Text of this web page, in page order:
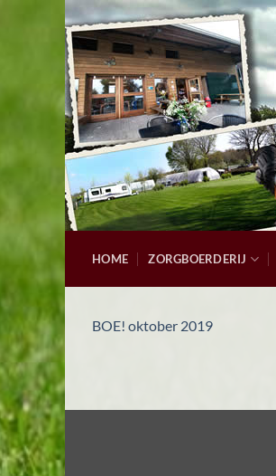
naar
inhoud
HOME ZORGBOERDERIJ
BOE! oktober 2019